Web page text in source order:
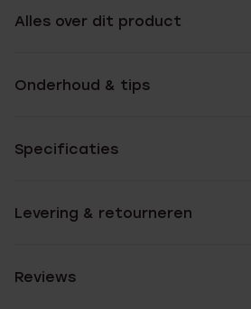
Alles over dit product
Onderhoud & tips
Specificaties
Levering & retourneren
Reviews